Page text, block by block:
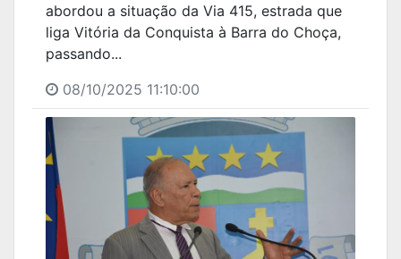
abordou a situação da Via 415, estrada que
liga Vitória da Conquista à Barra do Choça,
passando...
08/10/2025 11:10:00